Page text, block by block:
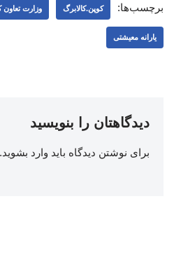
برچسب‌ها: کوپن.کالابرگ وزارت تعاون
یارانه معیشتی
دیدگاهتان را بنویسید
برای نوشتن دیدگاه باید وارد بشوید.